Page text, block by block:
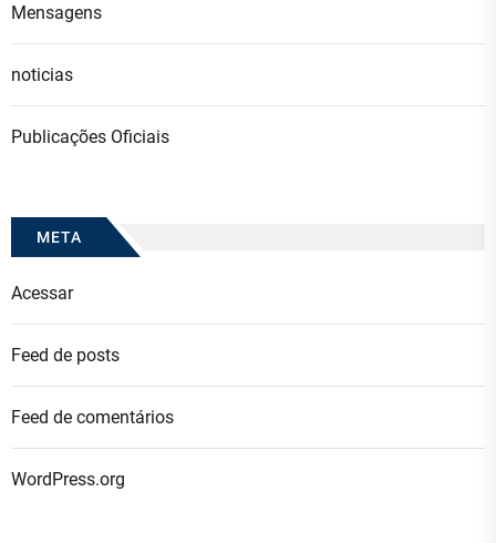
Mensagens
noticias
Publicações Oficiais
META
Acessar
Feed de posts
Feed de comentários
WordPress.org